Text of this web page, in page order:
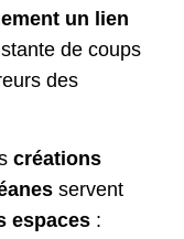
un lien
de coups
des
créations
servent
espaces :